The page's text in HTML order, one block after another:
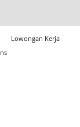
Lowongan Kerja